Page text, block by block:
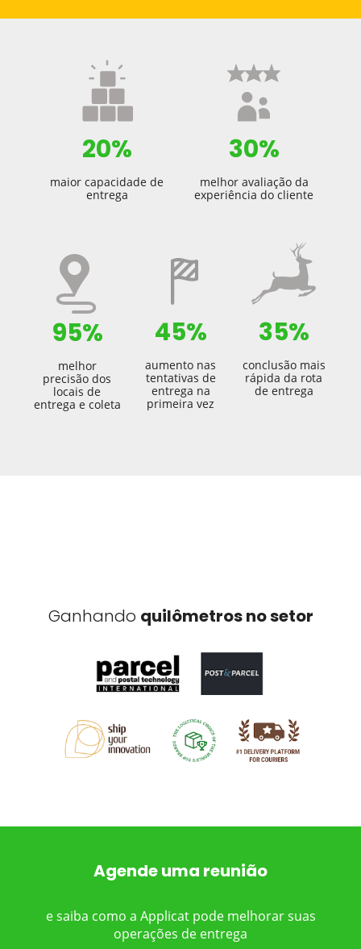
20%
maior capacidade de
entrega
30%
melhor avaliação da
experiência do cliente
95%
melhor
precisão dos
locais de
entrega e coleta
45%
aumento nas
tentativas de
entrega na
primeira vez
35%
conclusão mais
rápida da rota
de entrega
Ganhando quilômetros no setor
Agende uma reunião
e saiba como a Applicat pode melhorar suas
operações de entrega